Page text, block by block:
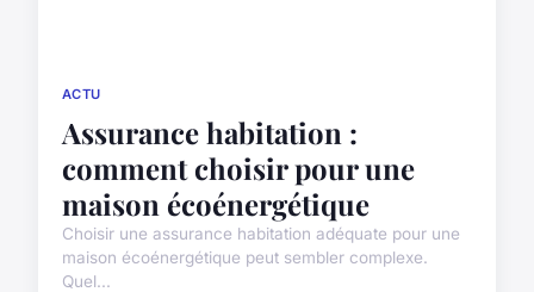
ACTU
Assurance habitation :
comment choisir pour une
maison écoénergétique
Choisir une assurance habitation adéquate pour une
maison écoénergétique peut sembler complexe.
Quel...